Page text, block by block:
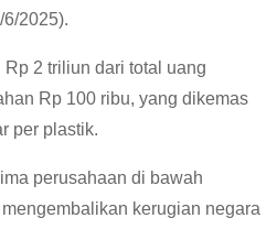
2025).
2 triliun dari total uang
Rp 100 ribu, yang dikemas
per plastik.
perusahaan di bawah
kerugian negara